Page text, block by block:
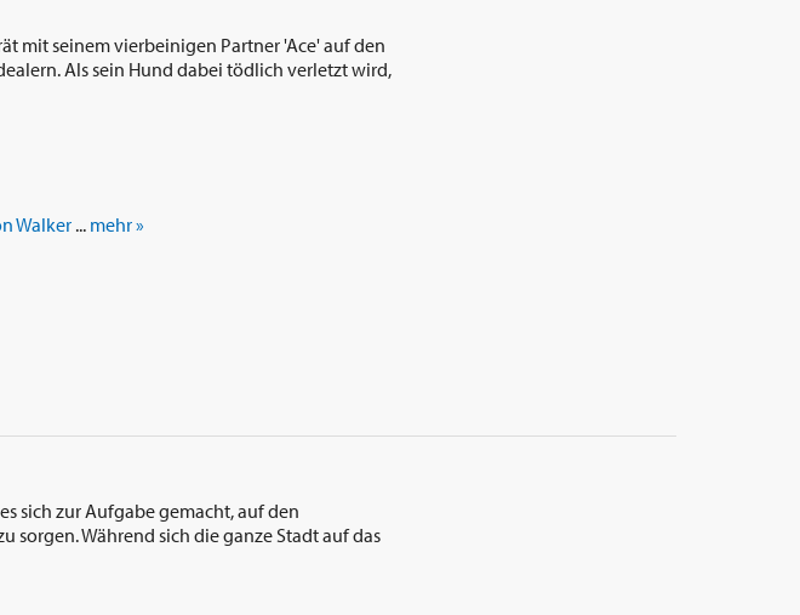
mit seinem vierbeinigen Partner 'Ace' auf den
Als sein Hund dabei tödlich verletzt wird,
Walker... mehr »
sich zur Aufgabe gemacht, auf den
sorgen. Während sich die ganze Stadt auf das